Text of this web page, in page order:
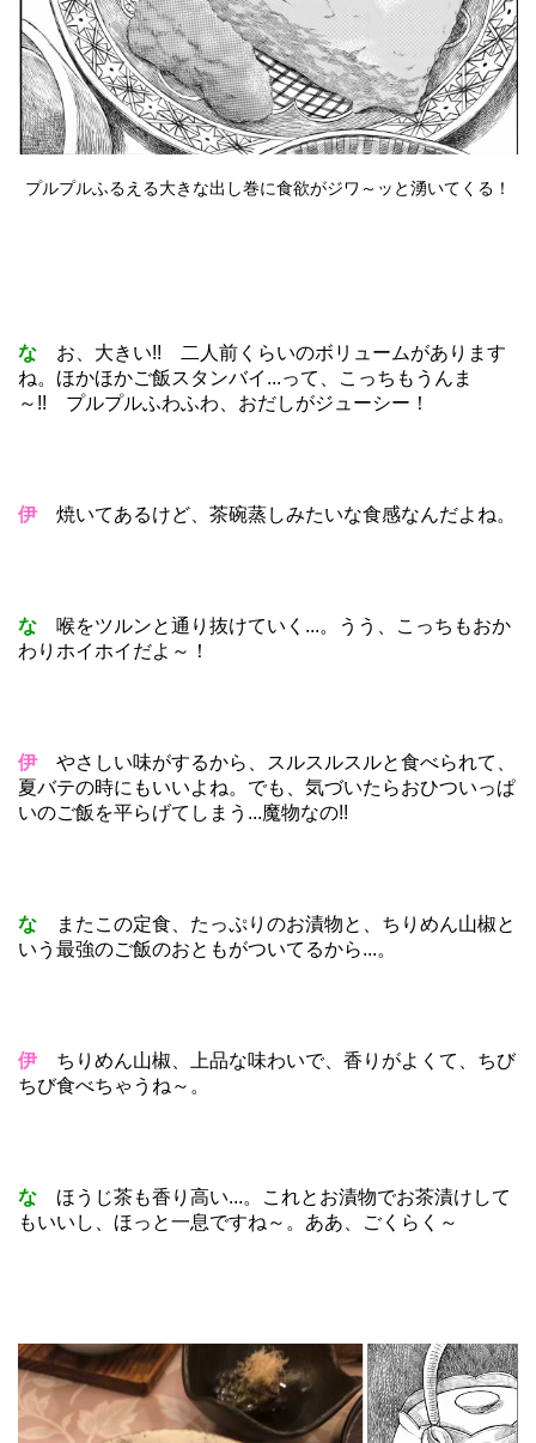
プルプルふるえる大きな出し巻に食欲がジワ～ッと湧いてくる！
な お、大きい!! 二人前くらいのボリュームがあります
ね。ほかほかご飯スタンバイ...って、こっちもうんま
～!! プルプルふわふわ、おだしがジューシー！
伊 焼いてあるけど、茶碗蒸しみたいな食感なんだよね。
な 喉をツルンと通り抜けていく...。うう、こっちもおか
わりホイホイだよ～！
伊 やさしい味がするから、スルスルスルと食べられて、
夏バテの時にもいいよね。でも、気づいたらおひついっぱ
いのご飯を平らげてしまう...魔物なの!!
な またこの定食、たっぷりのお漬物と、ちりめん山椒と
いう最強のご飯のおともがついてるから...。
伊 ちりめん山椒、上品な味わいで、香りがよくて、ちび
ちび食べちゃうね～。
な ほうじ茶も香り高い...。これとお漬物でお茶漬けして
もいいし、ほっと一息ですね～。ああ、ごくらく～